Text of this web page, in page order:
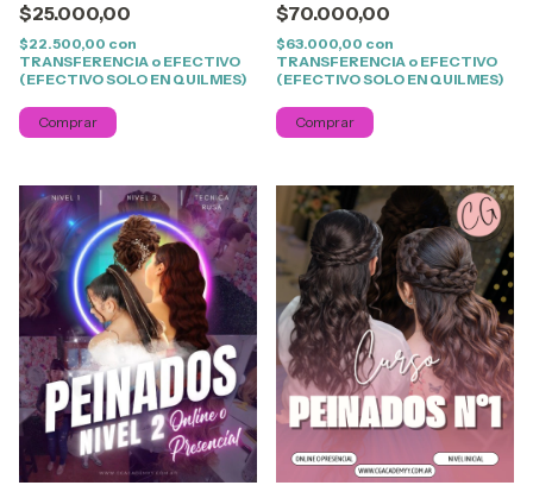
$25.000,00
$22.500,00 con
TRANSFERENCIA o EFECTIVO
(EFECTIVO SOLO EN QUILMES)
Comprar
$70.000,00
$63.000,00 con
TRANSFERENCIA o EFECTIVO
(EFECTIVO SOLO EN QUILMES)
Comprar